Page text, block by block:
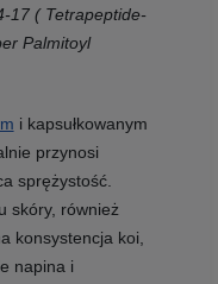
17 ( Tetrapeptide-
Palmitoyl
i kapsułkowanym
przynosi
sprężystość.
skóry, również
konsystencja koi,
napina i